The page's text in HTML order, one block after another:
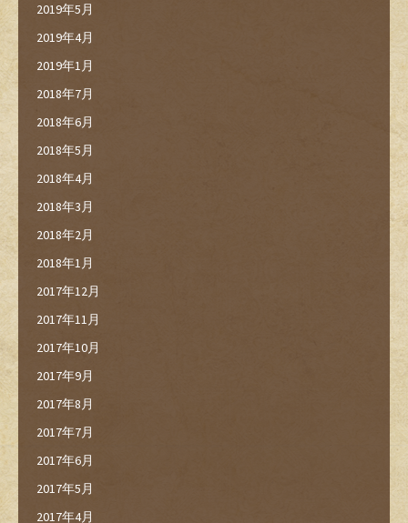
2019年5月
2019年4月
2019年1月
2018年7月
2018年6月
2018年5月
2018年4月
2018年3月
2018年2月
2018年1月
2017年12月
2017年11月
2017年10月
2017年9月
2017年8月
2017年7月
2017年6月
2017年5月
2017年4月